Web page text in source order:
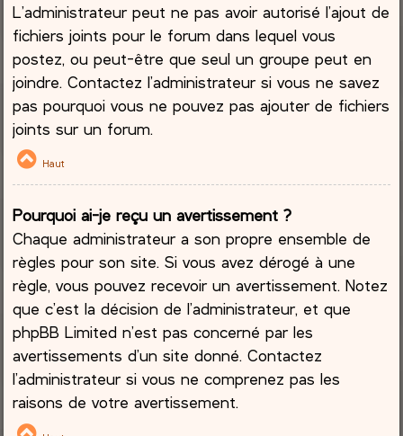
L’administrateur peut ne pas avoir autorisé l’ajout de
fichiers joints pour le forum dans lequel vous
postez, ou peut-être que seul un groupe peut en
joindre. Contactez l’administrateur si vous ne savez
pas pourquoi vous ne pouvez pas ajouter de fichiers
joints sur un forum.
Haut
Pourquoi ai-je reçu un avertissement ?
Chaque administrateur a son propre ensemble de
règles pour son site. Si vous avez dérogé à une
règle, vous pouvez recevoir un avertissement. Notez
que c’est la décision de l’administrateur, et que
phpBB Limited n’est pas concerné par les
avertissements d’un site donné. Contactez
l’administrateur si vous ne comprenez pas les
raisons de votre avertissement.